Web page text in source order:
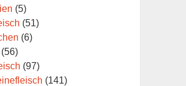
(5)
(51)
(6)
(97)
(141)